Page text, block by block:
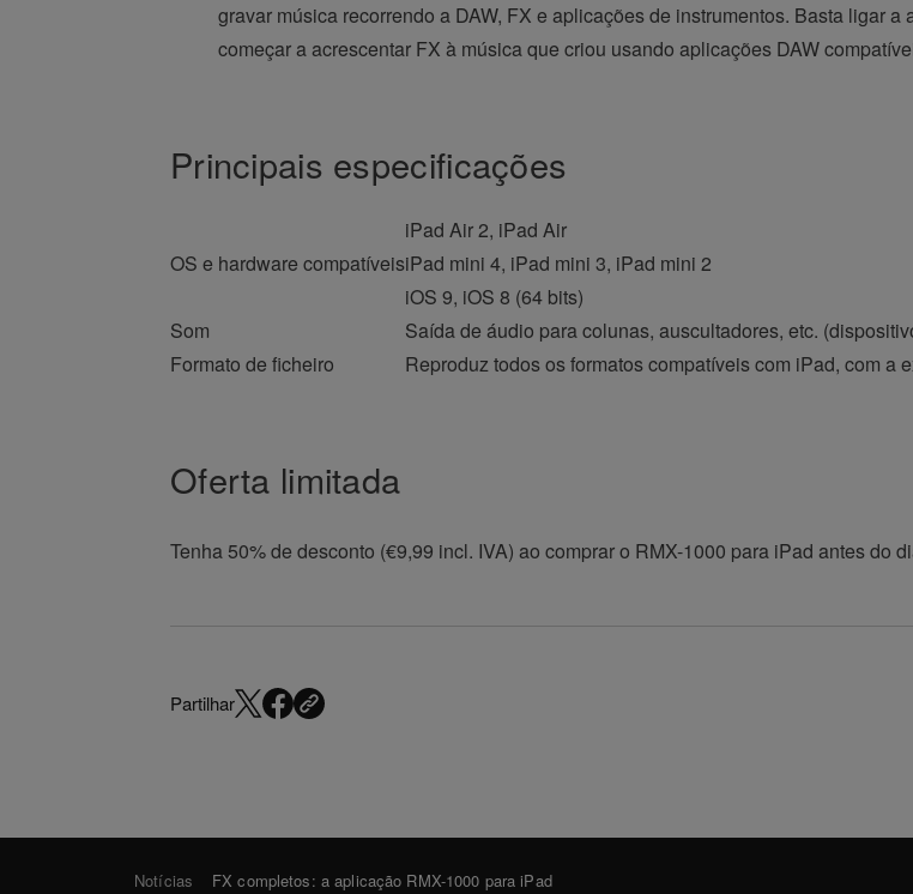
gravar música recorrendo a DAW, FX e aplicações de instrumentos. Basta ligar
começar a acrescentar FX à música que criou usando aplicações DAW
Principais especificações
OS e hardware compatíveis
iPad Air 2, iPad Air
iPad mini 4, iPad mini 3, iPad mini 2
iOS 9, iOS 8 (64 bits)
Som
Saída de áudio para colunas, auscultadores, etc.
Formato de ficheiro
Reproduz todos os formatos compatíveis com iPad, com a
Oferta limitada
Tenha 50% de desconto (€9,99 incl. IVA) ao comprar o RMX-1000 para iPad antes do
Partilhar
Notícias FX completos: a aplicação RMX-1000 para iPad